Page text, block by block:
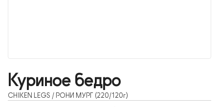
Куриное бедро
CHIKEN LEGS / РОНИ МУРГ (220/120г)